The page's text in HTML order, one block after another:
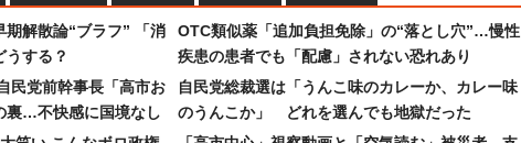
解散論“ブラフ” 「消
うする？
民党前幹事長「高市お
裏…不快感に国境なし
OTC類似薬「追加負担免除」の“落とし穴”…慢性
疾患の患者でも「配慮」されない恐れあり
自民党総裁選は「うんこ味のカレーか、カレー味
のうんこか」 どれを選んでも地獄だった